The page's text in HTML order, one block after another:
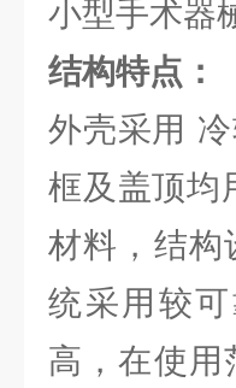
小型手术器
结构特点：
外壳采用
框及盖顶均
材料，结构
统采用较
高，在使用